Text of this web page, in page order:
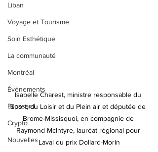
Liban
Voyage et Tourisme
Soin Esthétique
La communauté
Montréal
Événements
Brossard
Crypto
Nouvelles
Isabelle Charest, ministre responsable du
Sport, du Loisir et du Plein air et députée de
Brome-Missisquoi, en compagnie de
Raymond McIntyre, lauréat régional pour
Laval du prix Dollard-Morin